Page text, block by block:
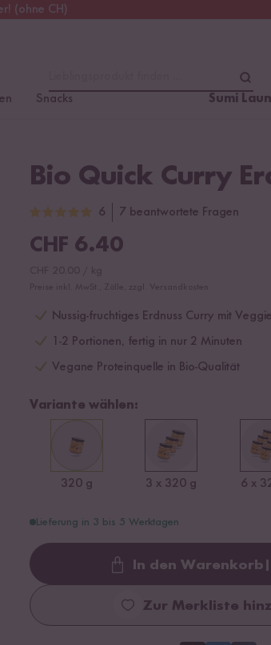
(ohne CH)
& Steuern inklusive
Snacks Sumi
Bio Quick Curry
6 7 beantwortete Fragen
CHF 6.40
Nussig-fruchtiges Erdnuss Curry mit
1-2 Portionen, fertig in nur 2 Minuten
Vegane Proteinquelle in Bio-Qualität
Variante wählen:
320 g 3 x 320 g 6 x
Lieferung in 3 bis 5 Werktagen
In den Warenkorb
Zur Merkliste